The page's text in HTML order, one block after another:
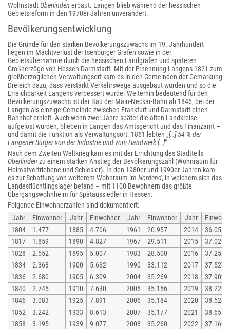
WohnstadtOberlinden erbaut. Langen blieb während der hessischen
Gebietsreform in den 1970er Jahren unverändert.
Bevölkerungsentwicklung
Die Gründe für den starken Bevölkerungszuwachs im 19. Jahrhundert
liegen im Machtverlust der Isenburger Grafen sowie in der
Gebietsübernahme durch die hessischen Landgrafen und späteren
Großherzöge von Hessen-Darmstadt. Mit der Ernennung Langens 1821 zum
großherzoglichen Verwaltungsort kam es in den Gemeinden der Gemarkung
Dreieich dazu, dass verstärkt Verkehrswege ausgebaut wurden und so die
Erreichbarkeit Langens verbessert wurde. Weiterhin bedeutend für den
Bevölkerungszuwachs ist der Bau der Main-Neckar-Bahn ab 1846, bei der
Langen als einzige Gemeinde zwischen Frankfurt und Darmstadt einen
Bahnhof erhielt. Auch wenn zwei Jahre später die alten Landkreise
aufgelöst wurden, blieben in Langen das Amtsgericht und das Finanzamt –
und damit die Funktion als Verwaltungsort. 1861 lebten „[…] 54 % der
Langener Bürger von der Industrie und vom Handwerk […]“.
Nach dem Zweiten Weltkrieg kam es mit der Errichtung des Stadtteils
Oberlinden zu einem starken Anstieg der Bevölkerungszahl (Wohnraum für
Heimatvertriebene und Schlesier). In den 1980er und 1990er Jahren kam
es zur Schaffung von weiterem Wohnraum im Nordend, in welchem sich das
Landesflüchtlingslager befand – mit 1100 Bewohnern das größte
Übergangswohnheim für Spätaussiedler in Hessen.
Folgende Einwohnerzahlen sind dokumentiert:
Jahr
Einwohner Jahr Einwohner Jahr Einwohner Jahr
1804
1.477 1885 4.706 1961 20.957 2014
36.058
1817
1.859 1890 4.827 1967 29.511 2015
37.026
1828
2.552 1895 5.007 1983 28.500 2016
37.252
1834
2.368 1900 5.632 1990 33.112 2017
37.527
1836
2.680 1905 6.309 2004 35.269 2018
37.902
1840
2.745 1910 7.630 2005 35.156 2019
38.229
1846
3.083 1925 7.891 2006 35.184 2020
38.524
1852
3.242 1933 8.613 2007 35.177 2021
38.651
1858
3.195 1939 9.077 2008 35.260 2022
37.169